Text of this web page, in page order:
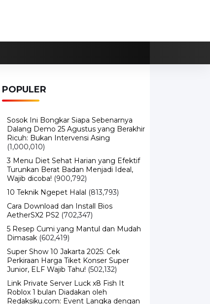
Ricuh: Bukan Intervensi Asing
(1,000,010)
3 Menu Diet Sehat Harian yang Efektif
Wajib dicoba! (900,792)
10 Teknik Ngepet Halal
Cara Download dan Install Bios
5 Resep Cumi yang Mantul dan Mudah
Super Show 10 Jakarta 2025: Cek
Junior, ELF Wajib Tahu! (502,132)
Link Private Server Luck x8 Fish It
Redaksiku.com: Event Langka dengan
Drop Rate yang Melejit (424,810)